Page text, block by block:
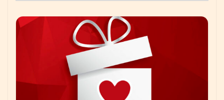
Talentos Martiko bate récord de
participación y anuncia a los cinco
finalistas de su VII edición